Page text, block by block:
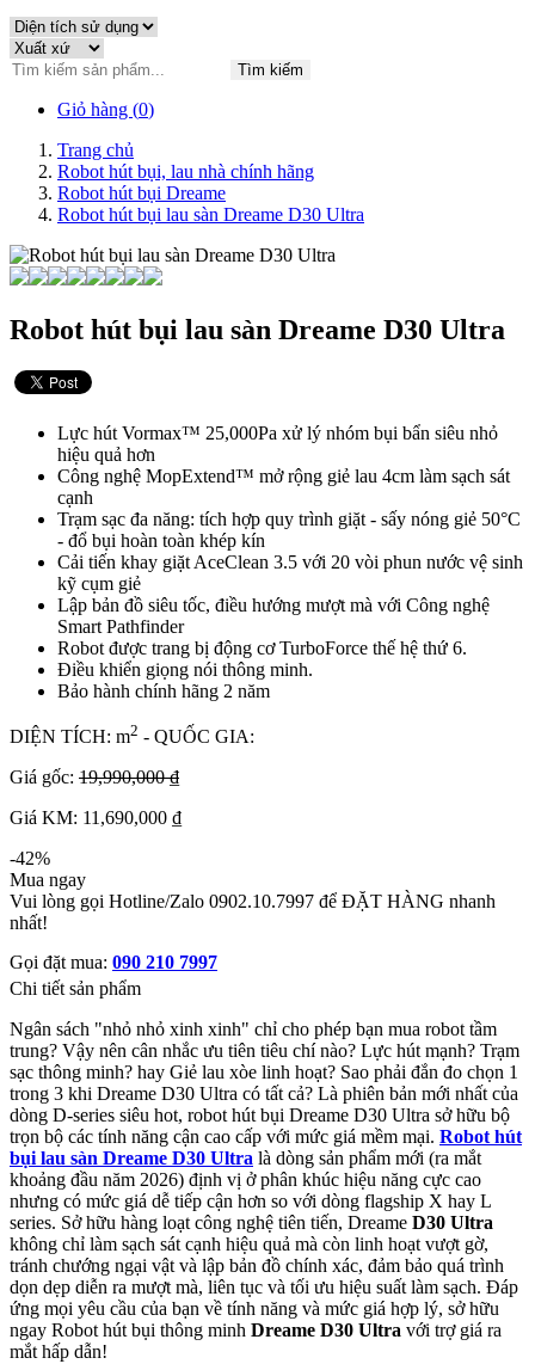
Tìm kiếm
Giỏ hàng (0)
Trang chủ
Robot hút bụi, lau nhà chính hãng
Robot hút bụi Dreame
Robot hút bụi lau sàn Dreame D30 Ultra
Robot hút bụi lau sàn Dreame D30 Ultra
Lực hút Vormax™ 25,000Pa xử lý nhóm bụi bẩn siêu nhỏ
hiệu quả hơn
Công nghệ MopExtend™ mở rộng giẻ lau 4cm làm sạch sát
cạnh
Trạm sạc đa năng: tích hợp quy trình giặt - sấy nóng giẻ 50°C
- đổ bụi hoàn toàn khép kín
Cải tiến khay giặt AceClean 3.5 với 20 vòi phun nước vệ sinh
kỹ cụm giẻ
Lập bản đồ siêu tốc, điều hướng mượt mà với Công nghệ
Smart Pathfinder
Robot được trang bị động cơ TurboForce thế hệ thứ 6.
Điều khiển giọng nói thông minh.
Bảo hành chính hãng 2 năm
DIỆN TÍCH: m2 - QUỐC GIA:
Giá gốc: 19,990,000 ₫
Giá KM: 11,690,000 ₫
-42%
Mua ngay
Vui lòng gọi Hotline/Zalo 0902.10.7997 để ĐẶT HÀNG nhanh
nhất!
Gọi đặt mua: 090 210 7997
Chi tiết sản phẩm
Ngân sách "nhỏ nhỏ xinh xinh" chỉ cho phép bạn mua robot tầm
trung? Vậy nên cân nhắc ưu tiên tiêu chí nào? Lực hút mạnh? Trạm
sạc thông minh? hay Giẻ lau xòe linh hoạt? Sao phải đắn đo chọn 1
trong 3 khi Dreame D30 Ultra có tất cả? Là phiên bản mới nhất của
dòng D-series siêu hot, robot hút bụi Dreame D30 Ultra sở hữu bộ
trọn bộ các tính năng cận cao cấp với mức giá mềm mại. Robot hút
bụi lau sàn Dreame D30 Ultra là dòng sản phẩm mới (ra mắt
khoảng đầu năm 2026) định vị ở phân khúc hiệu năng cực cao
nhưng có mức giá dễ tiếp cận hơn so với dòng flagship X hay L
series. Sở hữu hàng loạt công nghệ tiên tiến, Dreame D30 Ultra
không chỉ làm sạch sát cạnh hiệu quả mà còn linh hoạt vượt gờ,
tránh chướng ngại vật và lập bản đồ chính xác, đảm bảo quá trình
dọn dẹp diễn ra mượt mà, liên tục và tối ưu hiệu suất làm sạch. Đáp
ứng mọi yêu cầu của bạn về tính năng và mức giá hợp lý, sở hữu
ngay Robot hút bụi thông minh Dreame D30 Ultra với trợ giá ra
mắt hấp dẫn!